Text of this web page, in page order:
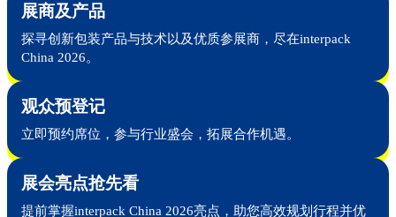
展商及产品
探寻创新包装产品与技术以及优质参展商，尽在interpack
China 2026。
观众预登记​
立即预约席位，参与行业盛会，拓展合作机遇。
展会亮点抢先看
提前掌握interpack China 2026亮点，助您高效规划行程并优